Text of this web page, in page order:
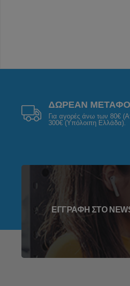
ΔΩΡΕΑΝ
Για αγορές άνω των 80€
300€ (Υπόλοιπη Ελλάδα).
ΕΓΓΡΑΦΉ ΣΤΟ